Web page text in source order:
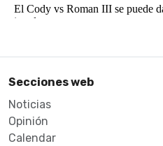
Secciones web
Noticias
Opinión
Calendar